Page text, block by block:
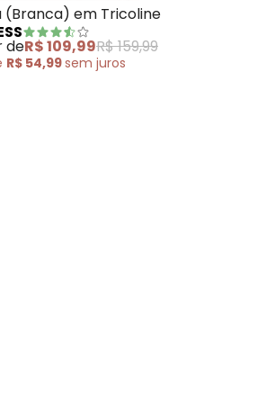
(Branca) em Tricoline
deR$ 109,99R$ 159,99
R$ 54,99sem juros